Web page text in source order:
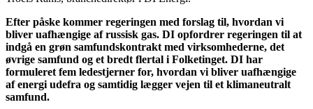
Efter påske kommer regeringen med forslag til, hvordan vi
bliver uafhængige af russisk gas. DI opfordrer regeringen til at
indgå en grøn samfundskontrakt med virksomhederne, det
øvrige samfund og et bredt flertal i Folketinget. DI har
formuleret fem ledestjerner for, hvordan vi bliver uafhængige
af energi udefra og samtidig lægger vejen til et klimaneutralt
samfund.